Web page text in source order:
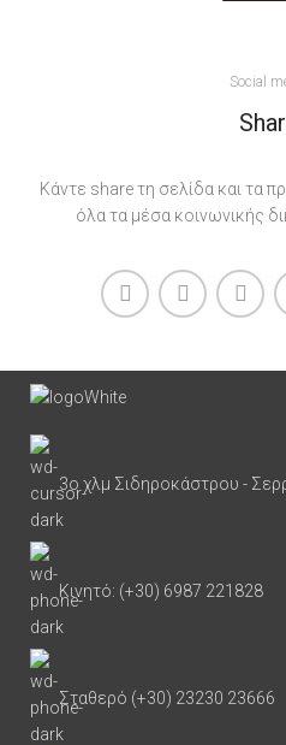
Social
Κάντε share τη σελίδα και τα
όλα τα μέσα κοινωνικής
3ο χλμ Σιδηροκάστρου -
Κινητό: (+30) 6987 221828
Σταθερό (+30) 23230 23666